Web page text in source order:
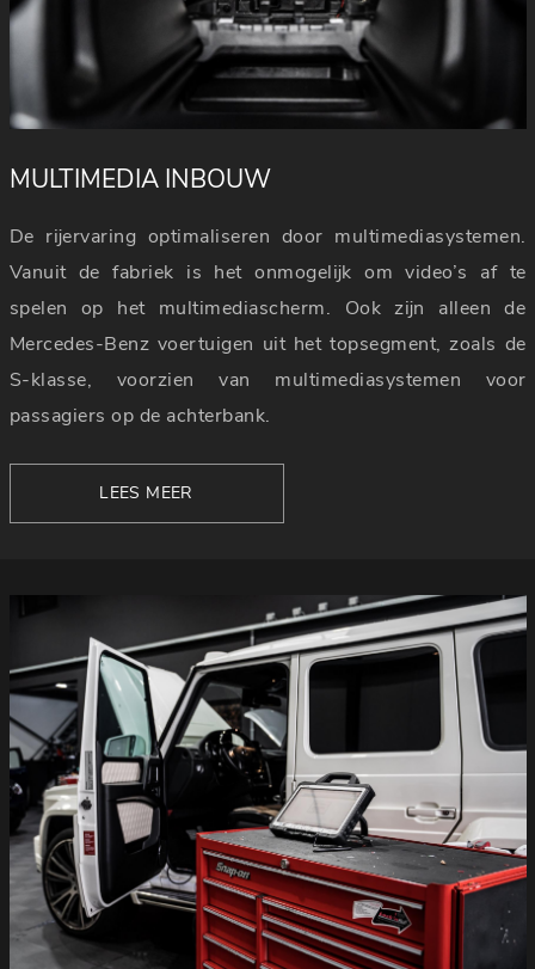
MULTIMEDIA INBOUW
De rijervaring optimaliseren door multimediasystemen.
Vanuit de fabriek is het onmogelijk om video’s af te
spelen op het multimediascherm. Ook zijn alleen de
Mercedes-Benz voertuigen uit het topsegment, zoals de
S-klasse, voorzien van multimediasystemen voor
passagiers op de achterbank.
LEES MEER